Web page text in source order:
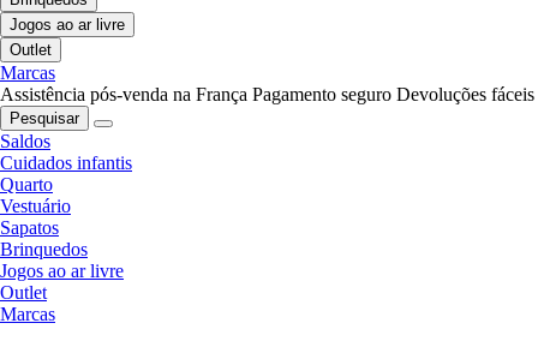
Jogos ao ar livre
Outlet
Marcas
Assistência pós-venda na França Pagamento seguro Devoluções fáceis
Pesquisar
Saldos
Cuidados infantis
Quarto
Vestuário
Sapatos
Brinquedos
Jogos ao ar livre
Outlet
Marcas